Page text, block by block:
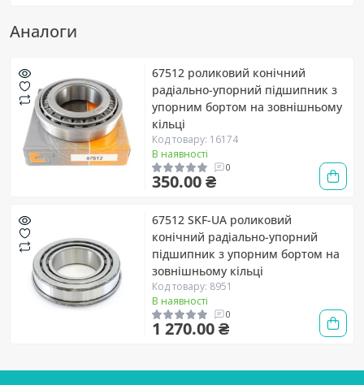
Аналоги
67512 роликовий конічний
радіально-упорний підшипник з
упорним бортом на зовнішньому
кільці
Код товару: 16174
В наявності
0
350.00 ₴
67512 SKF-UA роликовий
конічний радіально-упорний
підшипник з упорним бортом на
зовнішньому кільці
Код товару: 8951
В наявності
0
1 270.00 ₴